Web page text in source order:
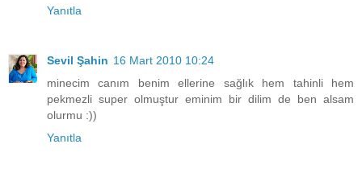
Yanıtla
Sevil Şahin 16 Mart 2010 10:24
minecim canım benim ellerine sağlık hem tahinli hem
pekmezli super olmuştur eminim bir dilim de ben alsam
olurmu :))
Yanıtla